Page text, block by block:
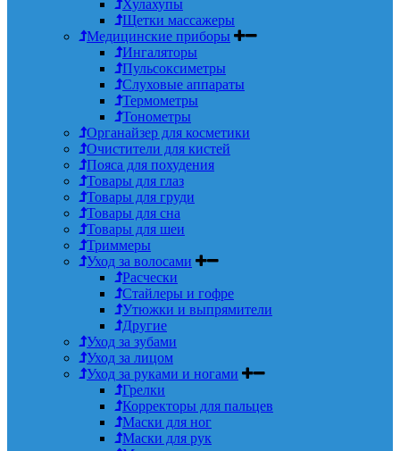
Хулахупы
Щетки массажеры
Медицинские приборы
Ингаляторы
Пульсоксиметры
Слуховые аппараты
Термометры
Тонометры
Органайзер для косметики
Очистители для кистей
Пояса для похудения
Товары для глаз
Товары для груди
Товары для сна
Товары для шеи
Триммеры
Уход за волосами
Расчески
Стайлеры и гофре
Утюжки и выпрямители
Другие
Уход за зубами
Уход за лицом
Уход за руками и ногами
Грелки
Корректоры для пальцев
Маски для ног
Маски для рук